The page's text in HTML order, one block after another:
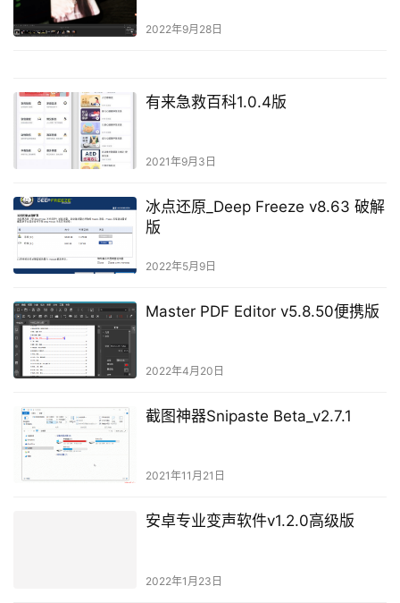
2022年9月28日
有来急救百科1.0.4版
2021年9月3日
冰点还原_Deep Freeze v8.63 破解
版
2022年5月9日
Master PDF Editor v5.8.50便携版
2022年4月20日
截图神器Snipaste Beta_v2.7.1
2021年11月21日
安卓专业变声软件v1.2.0高级版
2022年1月23日